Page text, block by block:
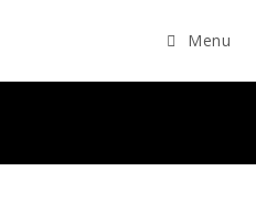
Menu